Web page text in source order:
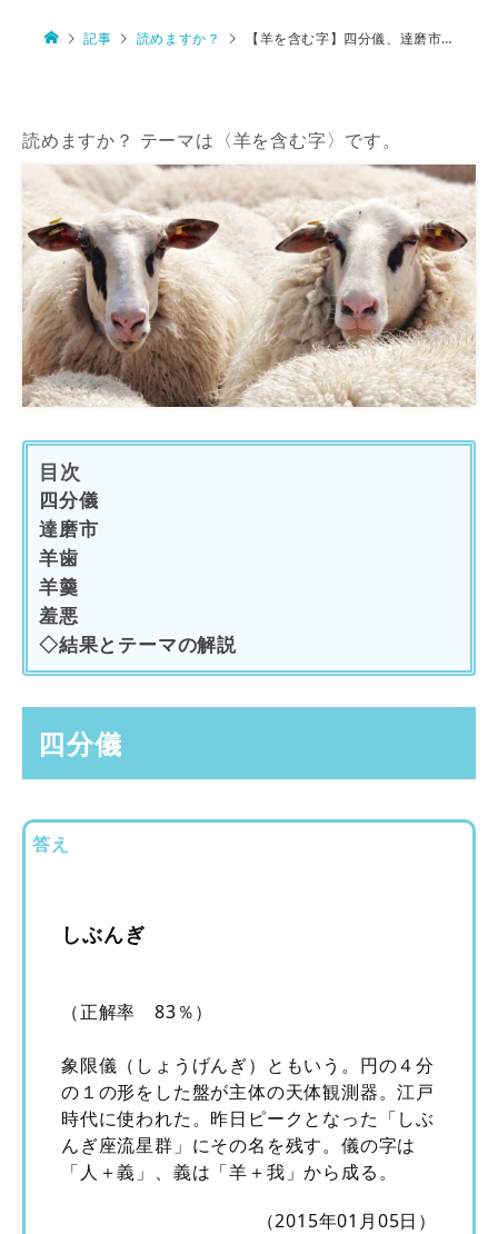
記事 読めますか？ 【羊を含む字】四分儀、達磨市、羊歯、羊羹、羞悪
読めますか？ テーマは〈羊を含む字〉です。
目次
四分儀
達磨市
羊歯
羊羹
羞悪
◇結果とテーマの解説
四分儀
答え
しぶんぎ
（正解率 83％）
象限儀（しょうげんぎ）ともいう。円の４分
の１の形をした盤が主体の天体観測器。江戸
時代に使われた。昨日ピークとなった「しぶ
んぎ座流星群」にその名を残す。儀の字は
「人＋義」、義は「羊＋我」から成る。
（2015年01月05日）